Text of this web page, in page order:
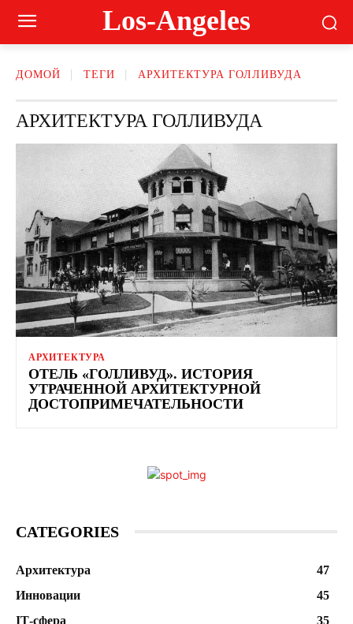
Los-Angeles
ДОМОЙ ТЕГИ АРХИТЕКТУРА ГОЛЛИВУДА
АРХИТЕКТУРА ГОЛЛИВУДА
АРХИТЕКТУРА
ОТЕЛЬ «ГОЛЛИВУД». ИСТОРИЯ
УТРАЧЕННОЙ АРХИТЕКТУРНОЙ
ДОСТОПРИМЕЧАТЕЛЬНОСТИ
CATEGORIES
Архитектура
47
Инновации
45
ІТ-сфера
35